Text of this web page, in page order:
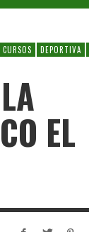
CURSOS DEPORTIVA
EL